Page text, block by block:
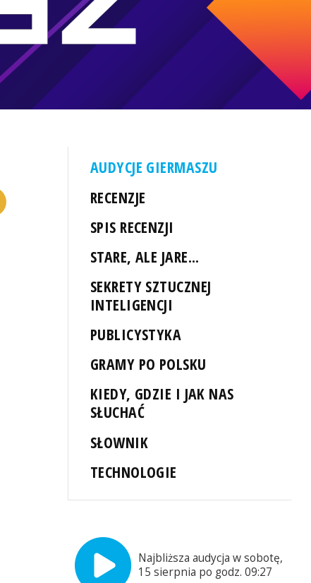
AUDYCJE GIERMASZU
RECENZJE
SPIS RECENZJI
STARE, ALE JARE...
SEKRETY SZTUCZNEJ
INTELIGENCJI
PUBLICYSTYKA
GRAMY PO POLSKU
KIEDY, GDZIE I JAK NAS
SŁUCHAĆ
SŁOWNIK
TECHNOLOGIE
Najbliższa audycja w sobotę,
15 sierpnia po godz. 09:27